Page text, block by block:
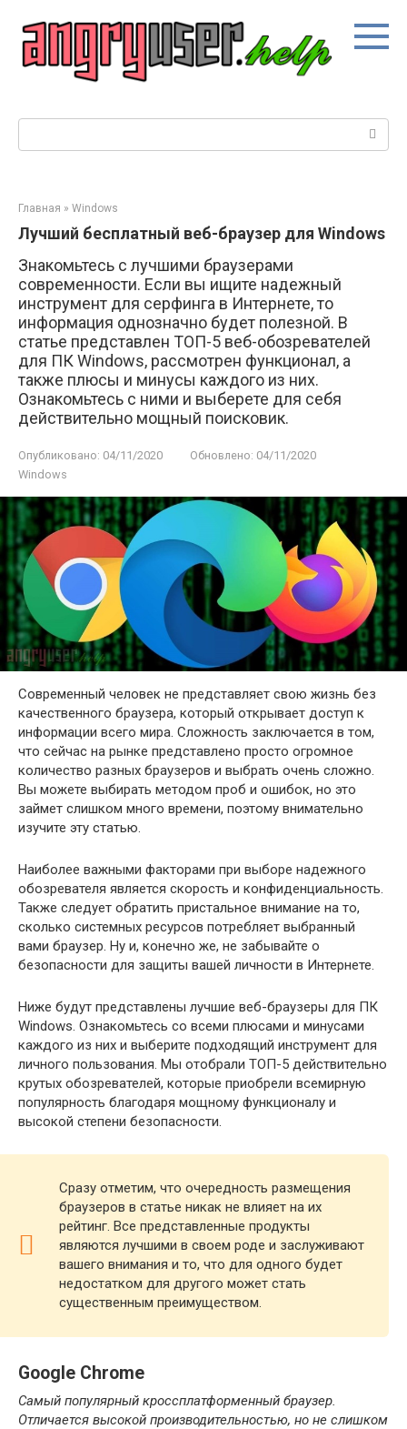
контенту
Главная » Windows
Лучший бесплатный веб-браузер для Windows
Знакомьтесь с лучшими браузерами
современности. Если вы ищите надежный
инструмент для серфинга в Интернете, то
информация однозначно будет полезной. В
статье представлен ТОП-5 веб-обозревателей
для ПК Windows, рассмотрен функционал, а
также плюсы и минусы каждого из них.
Ознакомьтесь с ними и выберете для себя
действительно мощный поисковик.
Опубликовано: 04/11/2020 Обновлено: 04/11/2020
Windows
Современный человек не представляет свою жизнь без
качественного браузера, который открывает доступ к
информации всего мира. Сложность заключается в том,
что сейчас на рынке представлено просто огромное
количество разных браузеров и выбрать очень сложно.
Вы можете выбирать методом проб и ошибок, но это
займет слишком много времени, поэтому внимательно
изучите эту статью.
Наиболее важными факторами при выборе надежного
обозревателя является скорость и конфиденциальность.
Также следует обратить пристальное внимание на то,
сколько системных ресурсов потребляет выбранный
вами браузер. Ну и, конечно же, не забывайте о
безопасности для защиты вашей личности в Интернете.
Ниже будут представлены лучшие веб-браузеры для ПК
Windows. Ознакомьтесь со всеми плюсами и минусами
каждого из них и выберите подходящий инструмент для
личного пользования. Мы отобрали ТОП-5 действительно
крутых обозревателей, которые приобрели всемирную
популярность благодаря мощному функционалу и
высокой степени безопасности.
Сразу отметим, что очередность размещения
браузеров в статье никак не влияет на их
рейтинг. Все представленные продукты
являются лучшими в своем роде и заслуживают
вашего внимания и то, что для одного будет
недостатком для другого может стать
существенным преимуществом.
Google Chrome
Самый популярный кроссплатформенный браузер.
Отличается высокой производительностью, но не слишком